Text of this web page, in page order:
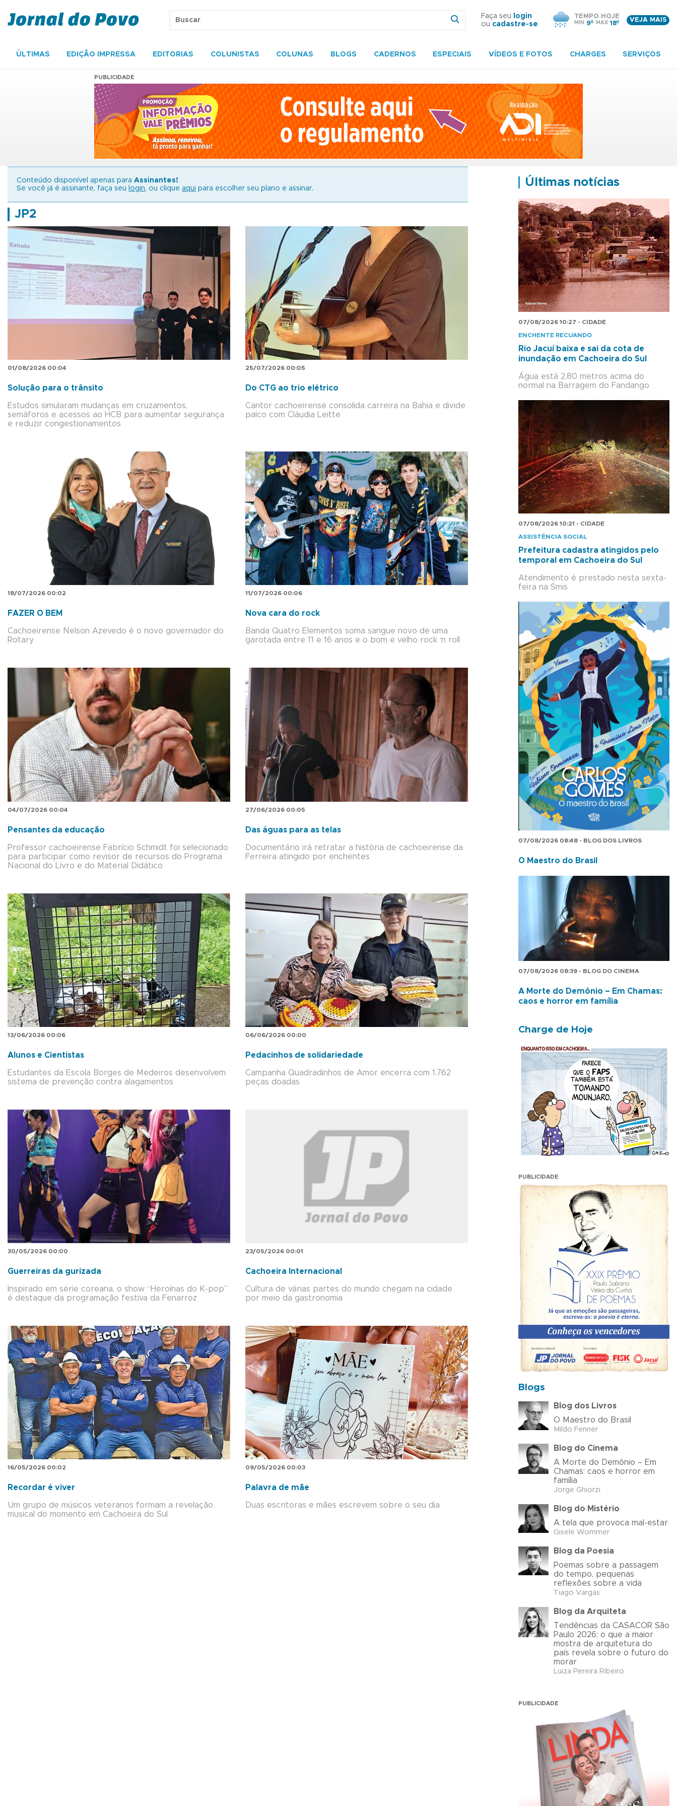
Faça seu
login
ou cadastre-se
TEMPO HOJE
MIN 9º MAX 18º
VEJA MAIS
ÚLTIMAS EDIÇÃO IMPRESSA EDITORIAS COLUNISTAS COLUNAS BLOGS CADERNOS ESPECIAIS VÍDEOS E FOTOS CHARGES SERVIÇOS
PUBLICIDADE
Conteúdo disponível apenas para Assinantes!
Se você já é assinante, faça seu
login, ou clique aqui para escolher seu plano e assinar.
JP2
01/08/2026 00:04
Solução para o trânsito
Estudos simularam mudanças em cruzamentos,
semáforos e acessos ao HCB para aumentar segurança
e reduzir congestionamentos
25/07/2026 00:05
Do CTG ao trio elétrico
Cantor cachoeirense consolida carreira na Bahia e divide
palco com Cláudia Leitte
18/07/2026 00:02
FAZER O BEM
Cachoeirense Nelson Azevedo é o novo governador do
Rotary
11/07/2026 00:06
Nova cara do rock
Banda Quatro Elementos soma sangue novo de uma
garotada entre 11 e 16 anos e o bom e velho rock ‘n roll
04/07/2026 00:04
Pensantes da educação
Professor cachoeirense Fabrício Schmidt foi selecionado
para participar como revisor de recursos do Programa
Nacional do Livro e do Material Didático
27/06/2026 00:05
Das águas para as telas
Documentário irá retratar a história de cachoeirense da
Ferreira atingido por enchentes
13/06/2026 00:06
Alunos e Cientistas
Estudantes da Escola Borges de Medeiros desenvolvem
sistema de prevenção contra alagamentos
06/06/2026 00:00
Pedacinhos de solidariedade
Campanha Quadradinhos de Amor encerra com 1.762
peças doadas
30/05/2026 00:00
Guerreiras da gurizada
Inspirado em série coreana, o show “Heroínas do K-pop”
é destaque da programação festiva da Fenarroz
23/05/2026 00:01
Cachoeira Internacional
Cultura de várias partes do mundo chegam na cidade
por meio da gastronomia
16/05/2026 00:02
Recordar é viver
Um grupo de músicos veteranos formam a revelação
musical do momento em Cachoeira do Sul
09/05/2026 00:03
Palavra de mãe
Duas escritoras e mães escrevem sobre o seu dia
Últimas notícias
07/08/2026 10:27 - CIDADE
ENCHENTE RECUANDO
Rio Jacuí baixa e sai da cota de
inundação em Cachoeira do Sul
Água está 2,80 metros acima do
normal na Barragem do Fandango
07/08/2026 10:21 - CIDADE
ASSISTÊNCIA SOCIAL
Prefeitura cadastra atingidos pelo
temporal em Cachoeira do Sul
Atendimento é prestado nesta sexta-
feira na Smis
07/08/2026 08:48 - BLOG DOS LIVROS
O Maestro do Brasil
07/08/2026 08:39 - BLOG DO CINEMA
A Morte do Demônio – Em Chamas:
caos e horror em família
Charge de Hoje
PUBLICIDADE
Blogs
Blog dos Livros
O Maestro do Brasil
Mildo Fenner
Blog do Cinema
A Morte do Demônio – Em
Chamas: caos e horror em
família
Jorge Ghiorzi
Blog do Mistério
A tela que provoca mal-estar
Gisele Wommer
Blog da Poesia
Poemas sobre a passagem
do tempo, pequenas
reflexões sobre a vida
Tiago Vargas
Blog da Arquiteta
Tendências da CASACOR São
Paulo 2026: o que a maior
mostra de arquitetura do
país revela sobre o futuro do
morar
Luiza Pereira Ribeiro
PUBLICIDADE